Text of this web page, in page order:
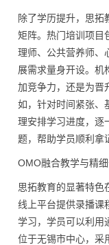
除了学历提升，思拓
矩阵。热门培训项目
理师、公共营养师、
展需求量身开设。
加竞争力，还是为
如，针对时间紧张、
理安排学习进度，逐
题，帮助学员顺利拿
OMO融合教学与精
思拓教育的显著特色
线上平台提供录播课
学习，学员可以利用
位于无锡市中心，采